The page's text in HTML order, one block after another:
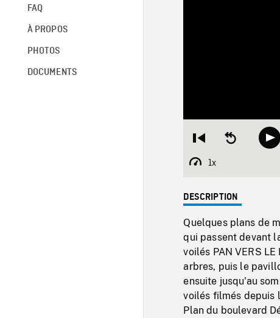
FAQ
À PROPOS
PHOTOS
DOCUMENTS
Restart
beginning
Seek
backward
1x
Playback
DESCRIPTION
Quelques plans de
qui passent devant
voilés PAN VERS
arbres, puis le
ensuite jusqu'au
voilés filmés depuis
Plan du boulevard